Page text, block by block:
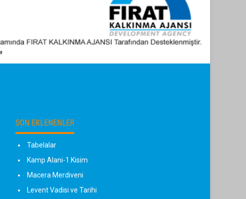
SON EKLENENLER
Tabelalar
Kamp Alani-1.Kisim
Macera Merdiveni
Levent Vadisi ve Tarihi